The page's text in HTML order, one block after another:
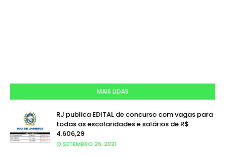
MAIS LIDAS
RJ publica EDITAL de concurso com vagas para
todas as escolaridades e salários de R$
4.606,29
SETEMBRO 26, 2021